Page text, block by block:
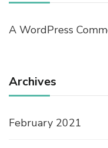
A WordPress
Archives
February 2021